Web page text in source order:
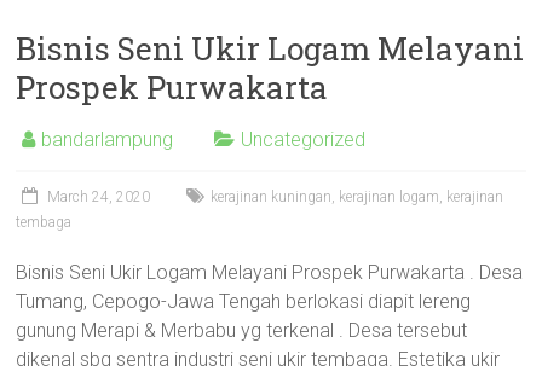
Bisnis Seni Ukir Logam Melayani
Prospek Purwakarta
bandarlampung Uncategorized
March 24, 2020 kerajinan kuningan, kerajinan logam, kerajinan
tembaga
Bisnis Seni Ukir Logam Melayani Prospek Purwakarta . Desa
Tumang, Cepogo-Jawa Tengah berlokasi diapit lereng
gunung Merapi & Merbabu yg terkenal . Desa tersebut
dikenal sbg sentra industri seni ukir tembaga. Estetika ukir